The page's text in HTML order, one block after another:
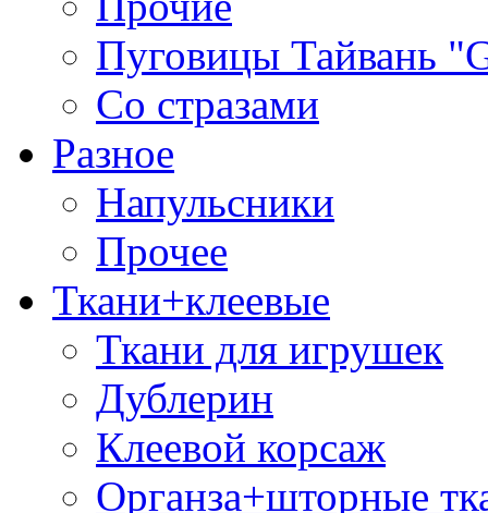
Пуговицы Тайвань
Со стразами
Разное
Напульсники
Прочее
Ткани+клеевые
Ткани для игрушек
Дублерин
Клеевой корсаж
Органза+шторные